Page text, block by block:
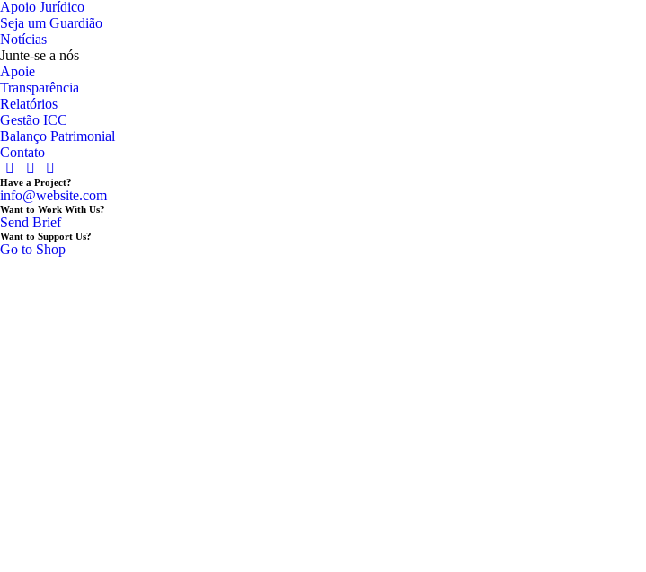
Apoio Jurídico
Seja um Guardião
Notícias
Junte-se a nós
Apoie
Transparência
Relatórios
Gestão ICC
Balanço Patrimonial
Contato
Have a Project?
info@website.com
Want to Work With Us?
Send Brief
Want to Support Us?
Go to Shop